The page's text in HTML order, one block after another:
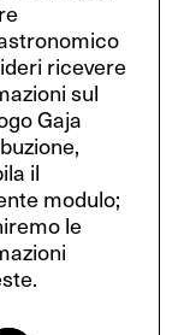
ricevere
sul
Gaja
il
modulo;
le